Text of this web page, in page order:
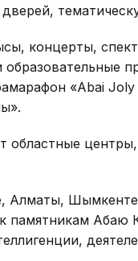
концерты,
«Abai
областные
Алматы,
памятникам Абаю